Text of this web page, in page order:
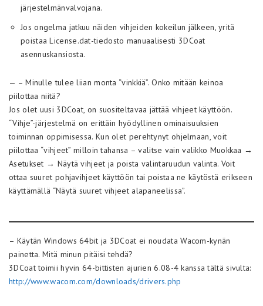
järjestelmänvalvojana.
Jos ongelma jatkuu näiden vihjeiden kokeilun jälkeen, yritä
poistaa License.dat-tiedosto manuaalisesti 3DCoat
asennuskansiosta.
— – Minulle tulee liian monta “vinkkiä”. Onko mitään keinoa
piilottaa niitä?
Jos olet uusi 3DCoat, on suositeltavaa jättää vihjeet käyttöön.
“Vihje”-järjestelmä on erittäin hyödyllinen ominaisuuksien
toiminnan oppimisessa. Kun olet perehtynyt ohjelmaan, voit
piilottaa “vihjeet” milloin tahansa – valitse vain valikko Muokkaa →
Asetukset → Näytä vihjeet ja poista valintaruudun valinta. Voit
ottaa suuret pohjavihjeet käyttöön tai poistaa ne käytöstä erikseen
käyttämällä “Näytä suuret vihjeet alapaneelissa”.
– Käytän Windows 64bit ja 3DCoat ei noudata Wacom-kynän
painetta. Mitä minun pitäisi tehdä?
3DCoat toimii hyvin 64-bittisten ajurien 6.08-4 kanssa tältä sivulta:
http://www.wacom.com/downloads/drivers.php